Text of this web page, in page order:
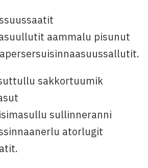
aammalu pisunut
sakkortuumik
sullinneranni
atorlugit